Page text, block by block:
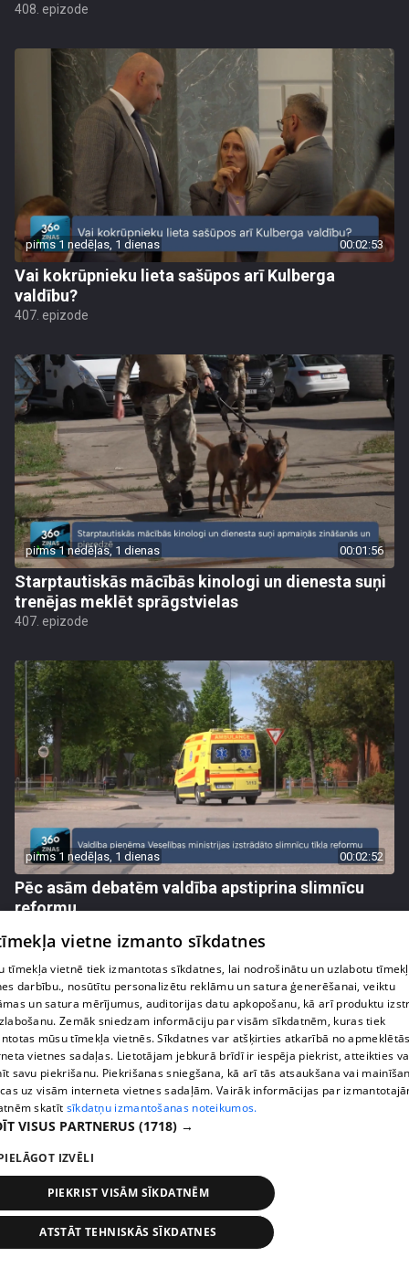
408. epizode
pirms 1 nedēļas, 1 dienas 00:02:53
Vai kokrūpnieku lieta sašūpos arī Kulberga
valdību?
407. epizode
pirms 1 nedēļas, 1 dienas 00:01:56
Starptautiskās mācībās kinologi un dienesta suņi
trenējas meklēt sprāgstvielas
407. epizode
pirms 1 nedēļas, 1 dienas 00:02:52
Pēc asām debatēm valdība apstiprina slimnīcu
reformu
pirms 1 nedēļas, 1 dienas
Barkavā sākas kapelmeistaru mācības, lai nodotu
tautas muzicēšanas prasmes nākamajām
paaudzēm
407. epizode
vietne izmanto sīkdatnes
tīmekļa vietnē tiek izmantotas sīkdatnes, lai nodrošinātu un uzlabotu
darbību., nosūtītu personalizētu reklāmu un satura ģenerēšanai, veiktu
un satura mērījumus, auditorijas datu apkopošanu, kā arī produktu
Zemāk sniedzam informāciju par visām sīkdatnēm, kuras tiek
mūsu tīmekļa vietnēs. Sīkdatnes var atšķirties atkarībā no
vietnes sadaļas. Lietotājam jebkurā brīdī ir iespēja piekrist, atteikties
savu piekrišanu. Piekrišanas sniegšana, kā arī tās atsaukšana vai
uz visām interneta vietnes sadaļām. Vairāk informācijas par
skatīt sīkdatņu izmantošanas noteikumos.
VISUS PARTNERUS (1718) →
IZVĒLI
PIEKRIST VISĀM SĪKDATNĒM
ATSTĀT TEHNISKĀS SĪKDATNES